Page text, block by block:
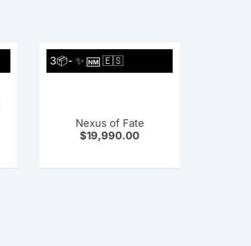
3📦- ✨ NM 🇪🇸
Nexus of Fate
$19,990.00